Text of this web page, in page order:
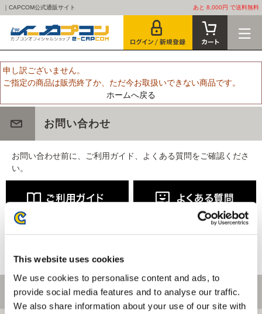
This website uses cookies
We use cookies to personalise content and ads, to
provide social media features and to analyse our traffic.
We also share information about your use of our site with
｜CAPCOM公式通販サイト あと 8,000円 で送料無料
申し訳ございません。
ご指定の商品は販売終了か、ただ今お取扱いできない商品です。
ホームへ戻る
お問い合わせ
お問い合わせ前に、ご利用ガイド、よくある質問をご確認くださ
い。
ご利用情報